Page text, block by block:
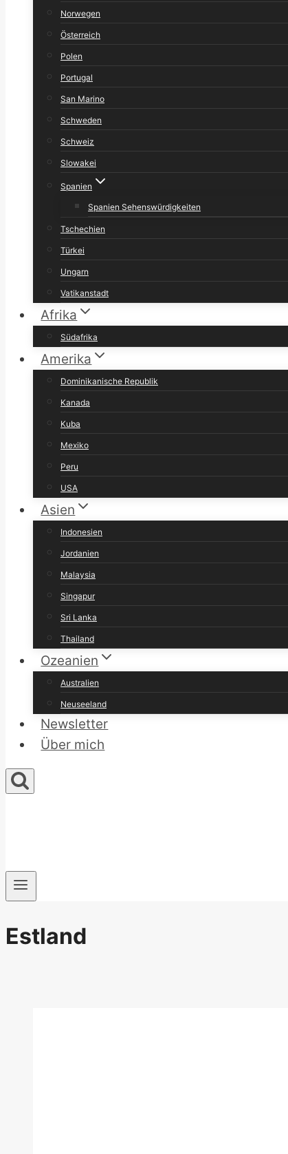
Norwegen
Österreich
Polen
Portugal
San Marino
Schweden
Schweiz
Slowakei
Spanien
Spanien Sehenswürdigkeiten
Tschechien
Türkei
Ungarn
Vatikanstadt
Afrika
Südafrika
Amerika
Dominikanische Republik
Kanada
Kuba
Mexiko
Peru
USA
Asien
Indonesien
Jordanien
Malaysia
Singapur
Sri Lanka
Thailand
Ozeanien
Australien
Neuseeland
Newsletter
Über mich
Estland